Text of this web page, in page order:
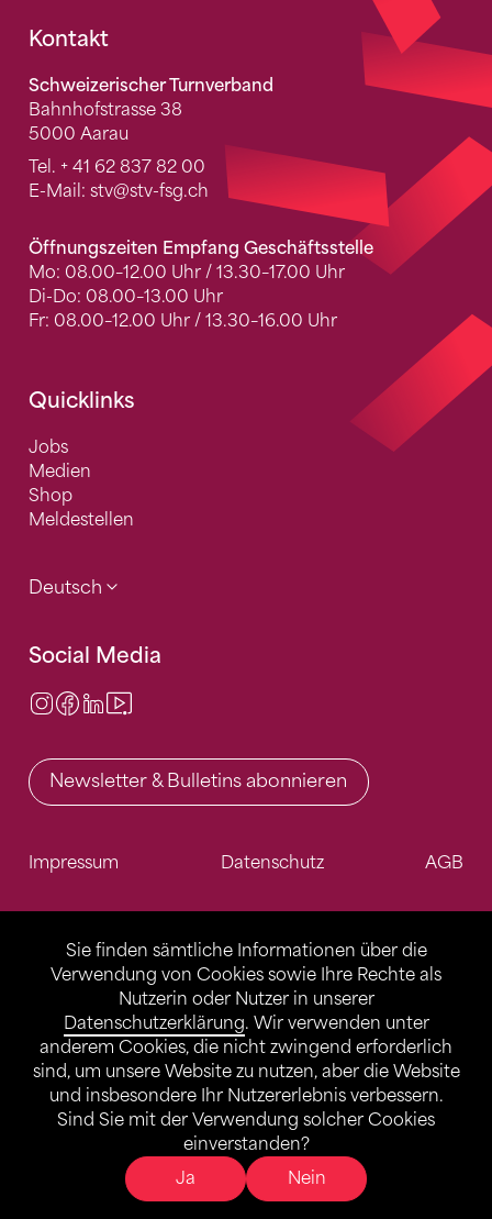
Sie finden sämtliche Informationen über die
Verwendung von Cookies sowie Ihre Rechte als
Nutzerin oder Nutzer in unserer
Datenschutzerklärung. Wir verwenden unter
anderem Cookies, die nicht zwingend erforderlich
sind, um unsere Website zu nutzen, aber die Website
und insbesondere Ihr Nutzererlebnis verbessern.
Sind Sie mit der Verwendung solcher Cookies
einverstanden?
Ja
Nein
Fusszeile
Kontakt
Schweizerischer Turnverband
Bahnhofstrasse 38
5000 Aarau
Tel. + 41 62 837 82 00
E-Mail: stv@stv-fsg.ch
Öffnungszeiten Empfang Geschäftsstelle
Mo: 08.00–12.00 Uhr / 13.30–17.00 Uhr
Di-Do: 08.00–13.00 Uhr
Fr: 08.00–12.00 Uhr / 13.30–16.00 Uhr
Quicklinks
Jobs
Medien
Shop
Meldestellen
Deutsch
Social Media
Instagram
Facebook
LinkedIn
Newsletter & Bulletins abonnieren
Impressum Datenschutz AGB